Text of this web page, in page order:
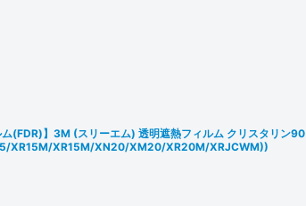
ム(FDR)】3M (スリーエム) 透明遮熱フィルム クリスタリン90
XR15M/XR15M/XN20/XM20/XR20M/XRJCWM))